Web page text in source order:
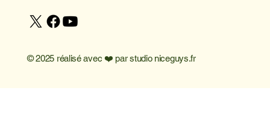
© 2025 réalisé avec ❤️ parstudio niceguys.fr